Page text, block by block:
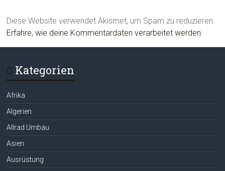
Diese Website verwendet Akismet, um Spam zu reduzieren.
Erfahre, wie deine Kommentardaten verarbeitet werden.
Kategorien
Afrika
Algerien
Allrad Umbau
Asien
Ausrüstung